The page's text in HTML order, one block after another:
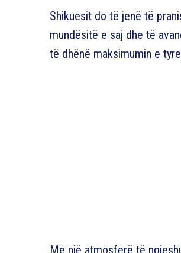
Shikuesit do të jenë të
mundësitë e saj dhe të
të dhënë maksimumin e
Me një atmosferë të